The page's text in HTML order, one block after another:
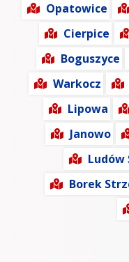
Opatowice
Cierpice
Boguszyce
Warkocz
Lipowa
Janowo
Ludów
Borek